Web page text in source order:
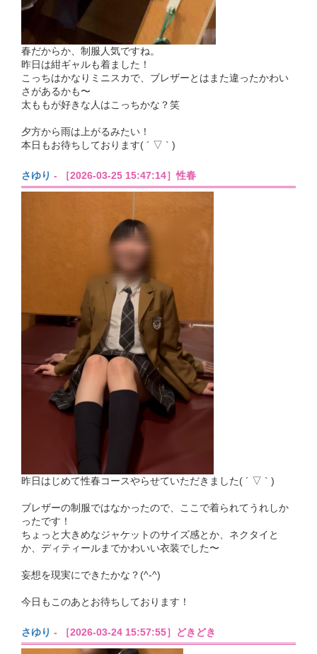
春だからか、制服人気ですね。
昨日は紺ギャルも着ました！
こっちはかなりミニスカで、ブレザーとはまた違ったかわい
さがあるかも〜
太ももが好きな人はこっちかな？笑
夕方から雨は上がるみたい！
本日もお待ちしております( ´ ▽ ` )
さゆり - ［2026-03-25 15:47:14］性春
昨日はじめて性春コースやらせていただきました( ´ ▽ ` )
ブレザーの制服ではなかったので、ここで着られてうれしか
ったです！
ちょっと大きめなジャケットのサイズ感とか、ネクタイと
か、ディティールまでかわいい衣装でした〜
妄想を現実にできたかな？(^-^)
今日もこのあとお待ちしております！
さゆり - ［2026-03-24 15:57:55］どきどき